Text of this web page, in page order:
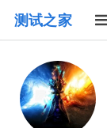
测试之家